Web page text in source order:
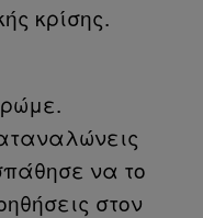
κρίσης.
να το
στον